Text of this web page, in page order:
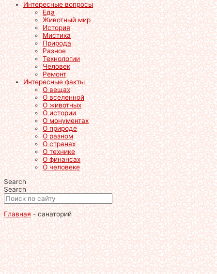
Интересные вопросы
Еда
Животный мир
История
Мистика
Природа
Разное
Технологии
Человек
Ремонт
Интересные факты
О вещах
О вселенной
О животных
О истории
О монументах
О природе
О разном
О странах
О технике
О финансах
О человеке
Search
Search
Главная-санаторий